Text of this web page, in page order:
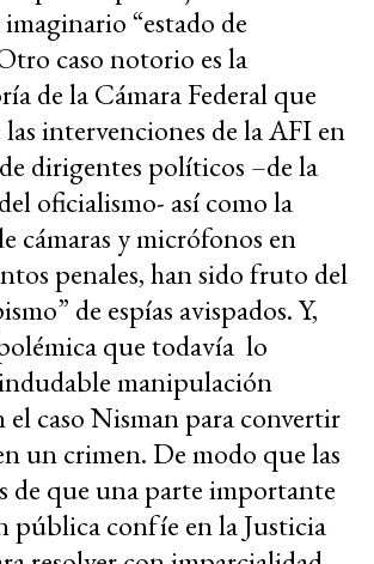
“estado de
caso notorio es la
de la Cámara Federal que
intervenciones de la AFI en
dirigentes políticos –de la
oficialismo- así como la
cámaras y micrófonos en
penales, han sido fruto del
de espías avispados. Y,
que todavía lo
manipulación
el caso Nisman para convertir
un crimen. De modo que las
de que una parte importante
pública confíe en la Justicia